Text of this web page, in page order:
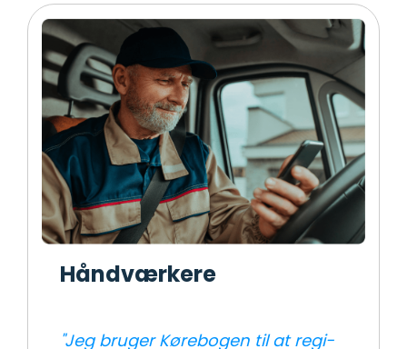
Håndværkere
"Jeg bru­ger Kø­re­bog­en til at re­gi­